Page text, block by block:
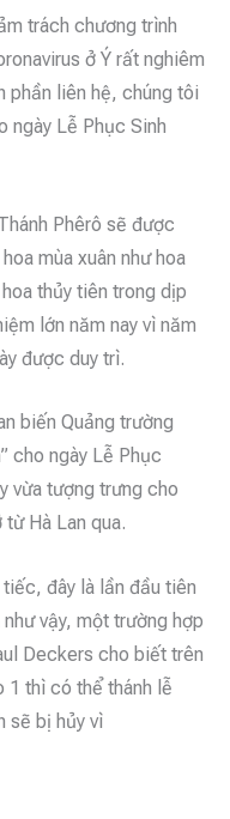
trách chương trình
ở Ý rất nghiêm
phần liên hệ, chúng tôi
ngày Lễ Phục Sinh
Phêrô sẽ được
mùa xuân như hoa
thủy tiên trong dịp
lớn năm nay vì năm
được duy trì.
biến Quảng trường
cho ngày Lễ Phục
vừa tượng trưng cho
Hà Lan qua.
đây là lần đầu tiên
vậy, một trường hợp
Deckers cho biết trên
1 thì có thể thánh lễ
sẽ bị hủy vì